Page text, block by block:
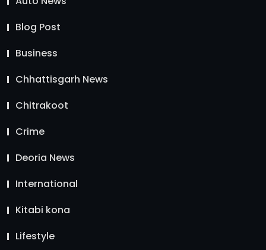
Blog Post
Business
Chhattisgarh News
Chitrakoot
Crime
Deoria News
International
Kitabi kona
Lifestyle